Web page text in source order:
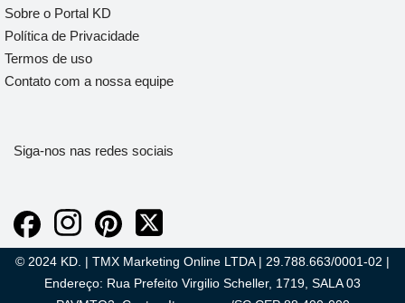
Sobre o Portal KD
Política de Privacidade
Termos de uso
Contato com a nossa equipe
Siga-nos nas redes sociais
© 2024 KD. | TMX Marketing Online LTDA | 29.788.663/0001-02 |
Endereço: Rua Prefeito Virgilio Scheller, 1719, SALA 03